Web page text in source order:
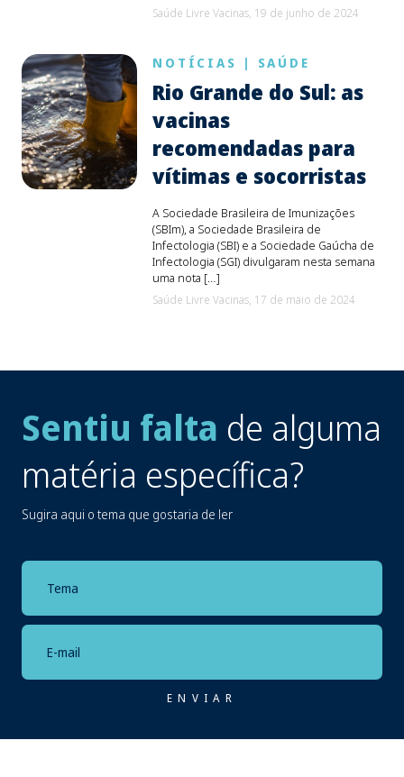
Saúde Livre Vacinas, 19 de junho de 2024
NOTÍCIAS | SAÚDE
Rio Grande do Sul: as
vacinas
recomendadas para
vítimas e socorristas
A Sociedade Brasileira de Imunizações
(SBIm), a Sociedade Brasileira de
Infectologia (SBI) e a Sociedade Gaúcha de
Infectologia (SGI) divulgaram nesta semana
uma nota […]
Saúde Livre Vacinas, 17 de maio de 2024
Sentiu falta de alguma
matéria específica?
Sugira aqui o tema que gostaria de ler